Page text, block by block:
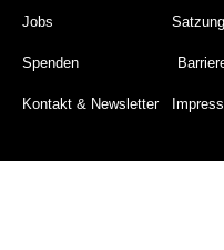
Jobs
Spenden
Kontakt & Newsletter